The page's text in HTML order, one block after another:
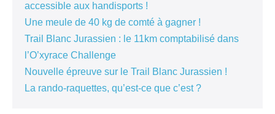
accessible aux handisports !
Une meule de 40 kg de comté à gagner !
Trail Blanc Jurassien : le 11km comptabilisé dans
l’O’xyrace Challenge
Nouvelle épreuve sur le Trail Blanc Jurassien !
La rando-raquettes, qu’est-ce que c’est ?